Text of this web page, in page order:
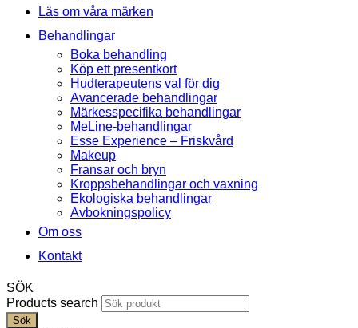
Läs om våra märken
Behandlingar
Boka behandling
Köp ett presentkort
Hudterapeutens val för dig
Avancerade behandlingar
Märkesspecifika behandlingar
MeLine-behandlingar
Esse Experience – Friskvård
Makeup
Fransar och bryn
Kroppsbehandlingar och vaxning
Ekologiska behandlingar
Avbokningspolicy
Om oss
Kontakt
SÖK
Products search
Sök